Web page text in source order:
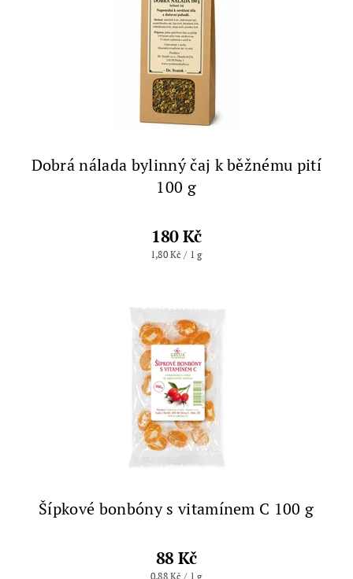
Dobrá nálada bylinný čaj k běžnému pití
100 g
180 Kč
1,80 Kč / 1 g
Šípkové bonbóny s vitamínem C 100 g
88 Kč
0,88 Kč / 1 g